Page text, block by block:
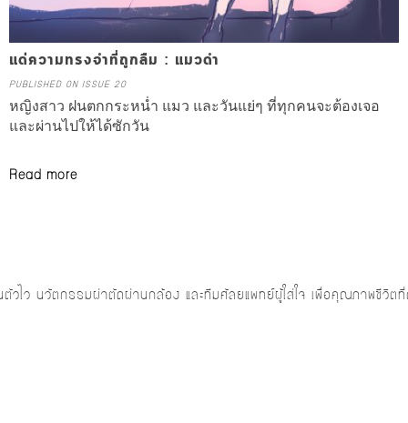
แด่ความทรงจำที่ถูกลืม : แมวดำ
PUBLISHED ON ISSUE 20
หญิงสาว ฝนตกกระหน่ำ แมว และวันแย่ๆ ที่ทุกคนจะต้องเจอ
และผ่านไปให้ได้ซักวัน
Read more
ว นวัตกรรมผ่าตัดผ่านกล้อง และทีมศัลยแพทย์ผู้ใส่ใจ เพื่อคุณภาพชีวิ